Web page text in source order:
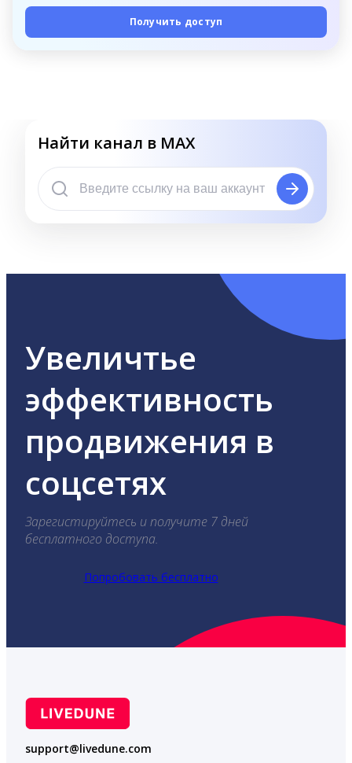
Получить доступ
Найти канал в MAX
Увеличтье
эффективность
продвижения в
соцсетях
Зарегистируйтесь и получите 7 дней
бесплатного доступа.
Попробовать бесплатно
support@livedune.com